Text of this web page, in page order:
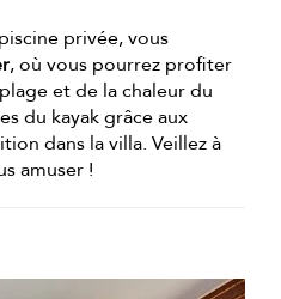
privée, vous
, où vous pourrez profiter
et de la chaleur du
du kayak grâce aux
dans la villa. Veillez à
amuser !